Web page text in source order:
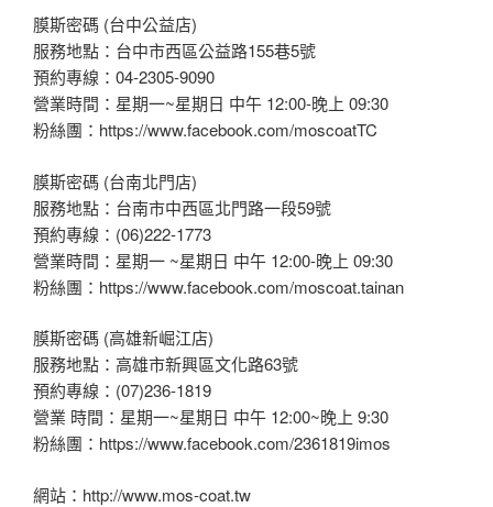
膜斯密碼 (台中公益店)
服務地點：台中市西區公益路155巷5號
預約專線：04-2305-9090
營業時間：星期一~星期日 中午 12:00-晚上 09:30
粉絲團：https://www.facebook.com/moscoatTC
膜斯密碼 (台南北門店)
服務地點：台南市中西區北門路一段59號
預約專線：(06)222-1773
營業時間：星期一 ~星期日 中午 12:00-晚上 09:30
粉絲團：https://www.facebook.com/moscoat.tainan
膜斯密碼 (高雄新崛江店)
服務地點：高雄市新興區文化路63號
預約專線：(07)236-1819
營業 時間：星期一~星期日 中午 12:00~晚上 9:30
粉絲團：https://www.facebook.com/2361819imos
網站：http://www.mos-coat.tw